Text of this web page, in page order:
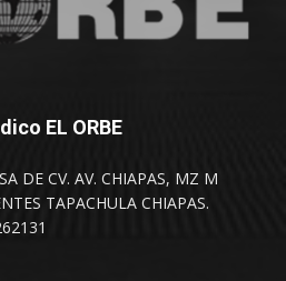
EL ORBE
DE CV. AV. CHIAPAS, MZ M
TAPACHULA CHIAPAS.